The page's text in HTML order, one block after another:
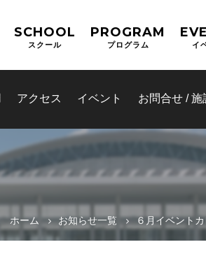
SCHOOL
スクール
PROGRAM
プログラム イ
アクセス イベント お問合せ / 施
ホーム お知らせ一覧 ６月イベント